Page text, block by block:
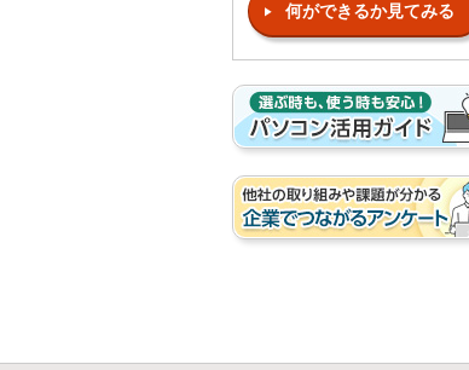
何ができるか見てみる